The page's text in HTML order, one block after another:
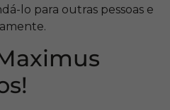
lo para outras pessoas e